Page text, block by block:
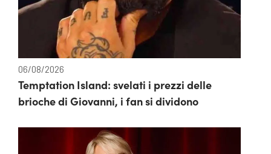
06/08/2026
Temptation Island: svelati i prezzi delle
brioche di Giovanni, i fan si dividono